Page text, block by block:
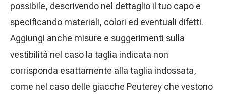
possibile, descrivendo nel dettaglio il tuo capo e
specificando materiali, colori ed eventuali difetti.
Aggiungi anche misure e suggerimenti sulla
vestibilità nel caso la taglia indicata non
corrisponda esattamente alla taglia indossata,
come nel caso delle giacche Peuterey che vestono